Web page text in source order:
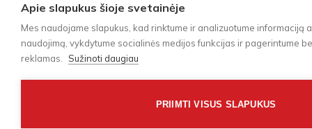
Apie slapukus šioje svetainėje
Mes naudojame slapukus, kad rinktume ir analizuotume informaciją
naudojimą, vykdytume socialinės medijos funkcijas ir pagerintume
reklamas.
Sužinoti daugiau
PRIIMTI VISUS SLAPUKUS